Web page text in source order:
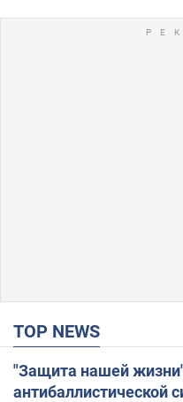
TOP NEWS
"Защита нашей
антибаллистической